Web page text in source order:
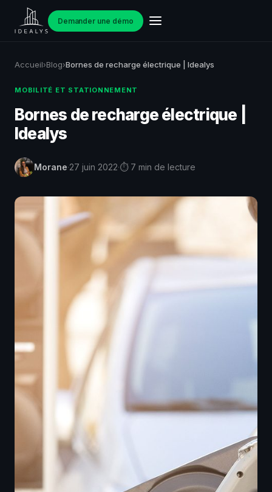
Demander une démo
Accueil›Blog›Bornes de recharge électrique | Idealys
MOBILITÉ ET STATIONNEMENT
Bornes de recharge électrique |
Idealys
Morane·27 juin 2022·⏱ 7 min de lecture